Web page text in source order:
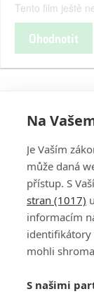
Tento film ještě
Ohodnotit
DISKUZE
Šéfredaktorkou
Na
Je Vaším
může daná
přístup. S
stran (1017)
informacím
identifikátory
mohli
S našimi